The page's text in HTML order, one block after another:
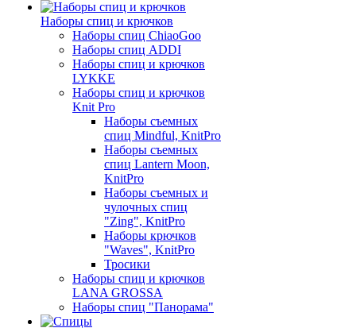
Наборы спиц и крючков
Наборы спиц ChiaoGoo
Наборы спиц ADDI
Наборы спиц и крючков
LYKKE
Наборы спиц и крючков
Knit Pro
Наборы съемных
спиц Mindful, KnitPro
Наборы съемных
спиц Lantern Moon,
KnitPro
Наборы съемных и
чулочных спиц
"Zing", KnitPro
Наборы крючков
"Waves", KnitPro
Тросики
Наборы спиц и крючков
LANA GROSSA
Наборы спиц "Панорама"